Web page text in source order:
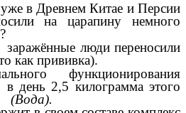
в Древнем Китае и Персии
на царапину немного
люди переносили
как прививка).
функционирования
в день 2,5 килограмма этого
(Вода).